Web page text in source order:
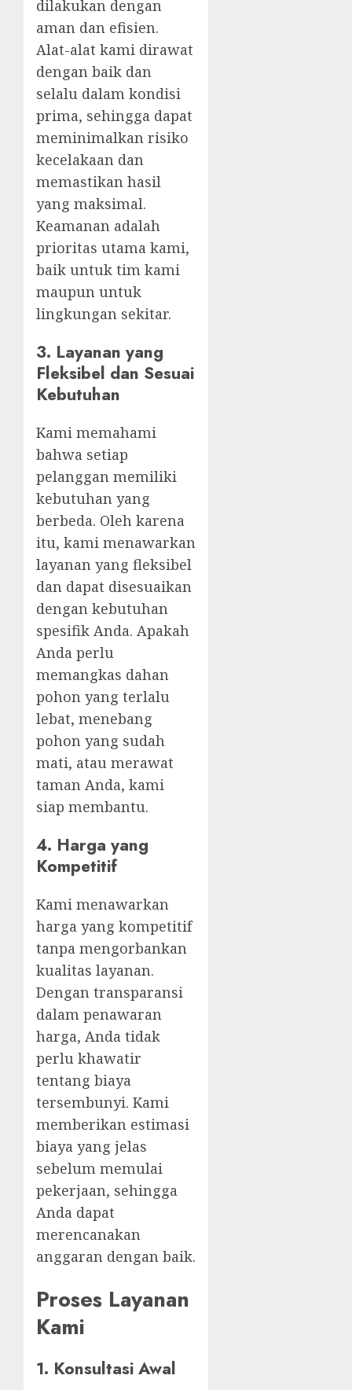
dilakukan dengan
aman dan efisien.
Alat-alat kami dirawat
dengan baik dan
selalu dalam kondisi
prima, sehingga dapat
meminimalkan risiko
kecelakaan dan
memastikan hasil
yang maksimal.
Keamanan adalah
prioritas utama kami,
baik untuk tim kami
maupun untuk
lingkungan sekitar.
3. Layanan yang
Fleksibel dan Sesuai
Kebutuhan
Kami memahami
bahwa setiap
pelanggan memiliki
kebutuhan yang
berbeda. Oleh karena
itu, kami menawarkan
layanan yang fleksibel
dan dapat disesuaikan
dengan kebutuhan
spesifik Anda. Apakah
Anda perlu
memangkas dahan
pohon yang terlalu
lebat, menebang
pohon yang sudah
mati, atau merawat
taman Anda, kami
siap membantu.
4. Harga yang
Kompetitif
Kami menawarkan
harga yang kompetitif
tanpa mengorbankan
kualitas layanan.
Dengan transparansi
dalam penawaran
harga, Anda tidak
perlu khawatir
tentang biaya
tersembunyi. Kami
memberikan estimasi
biaya yang jelas
sebelum memulai
pekerjaan, sehingga
Anda dapat
merencanakan
anggaran dengan baik.
Proses Layanan
Kami
1. Konsultasi Awal